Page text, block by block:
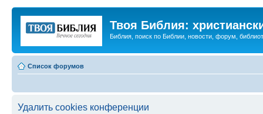
Твоя Библия:
Библия, поиск по Библии, новости, форум,
Список форумов
Удалить cookies конференции